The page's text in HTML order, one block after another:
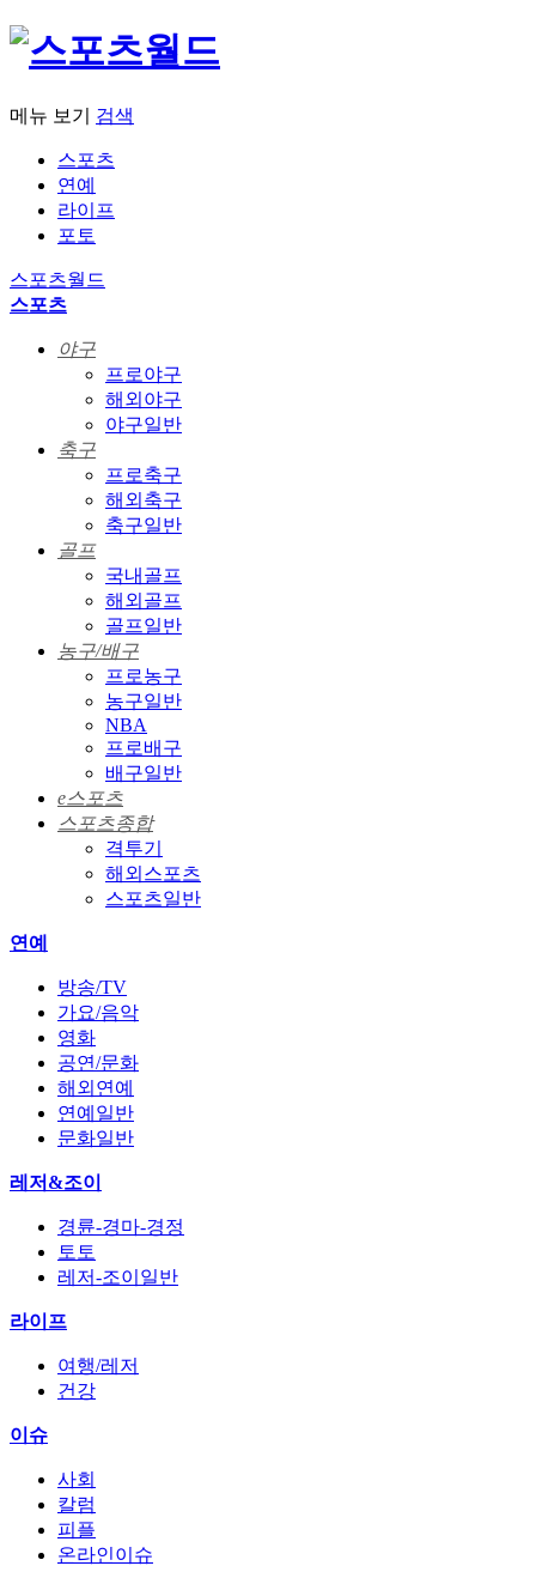
메뉴 보기 검색
스포츠
연예
라이프
포토
스포츠월드
스포츠
야구
프로야구
해외야구
야구일반
축구
프로축구
해외축구
축구일반
골프
국내골프
해외골프
골프일반
농구/배구
프로농구
농구일반
NBA
프로배구
배구일반
e스포츠
스포츠종합
격투기
해외스포츠
스포츠일반
연예
방송/TV
가요/음악
영화
공연/문화
해외연예
연예일반
문화일반
레저&조이
경륜-경마-경정
토토
레저-조이일반
라이프
여행/레저
건강
이슈
사회
칼럼
피플
온라인이슈